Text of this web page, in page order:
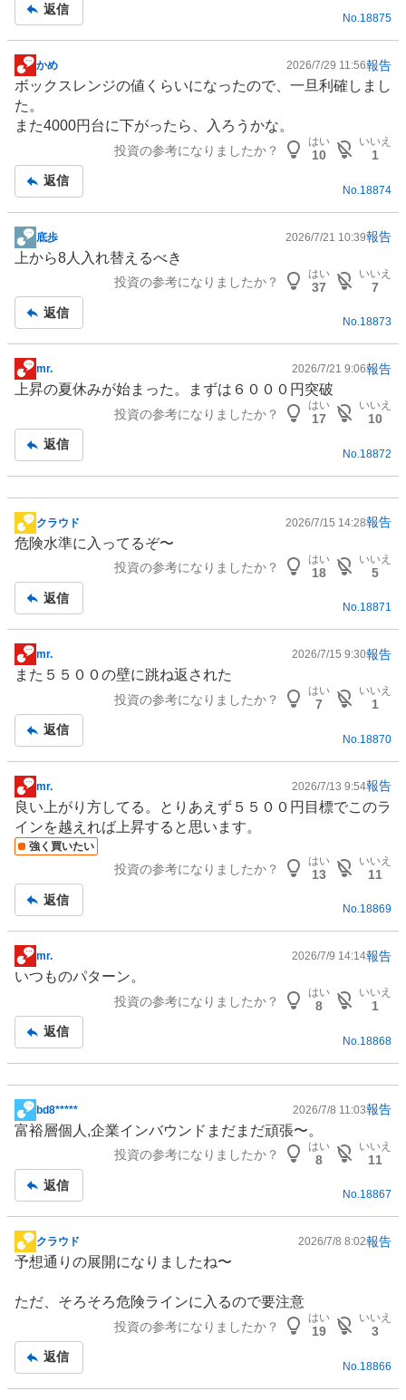
事
返信
No.18875
掲
示
板
記
かめ 2026/7/29 11:56報告
ボックスレンジの値くらいになったので、一旦利確しまし
た。
また4000円台に下がったら、入ろうかな。
投資の参考になりましたか？
はい
10
いいえ
1
返信
No. 18874
掲
示
事
底歩 2026/7/21 10:39報告
上から8人入れ替えるべき
投資の参考になりましたか？
はい
37
いいえ
7
返信
No.18873
掲
示
事
mr. 2026/7/21 9:06報告
上昇の夏休みが始まった。まずは６０００円突破
投資の参考になりましたか？
はい
17
いいえ
10
返信
No. 18872
掲
示
事
クラウド 2026/7/15 14:28報告
危険水準に入ってるぞ〜
投資の参考になりましたか？
はい
18
いいえ
5
返信
No.18871
掲
示
事
mr. 2026/7/15 9:30報告
また５５００の壁に跳ね返された
投資の参考になりましたか？
はい
7
いいえ
1
返信
No. 18870
掲
示
板
記
mr. 2026/7/13 9:54報告
良い上がり方してる。とりあえず５５００円目標でこのラ
インを越えれば上昇すると思います。
強く買いたい
投資の参考になりましたか？
はい
13
いいえ
11
返信
No.18869
掲
示
事
mr. 2026/7/9 14:14報告
いつものパターン。
投資の参考になりましたか？
はい
8
いいえ
1
返信
No. 18868
掲
示
事
bd8***** 2026/7/8 11:03報告
富裕層個人,企業インバウンド まだまだ頑張〜。
投資の参考になりましたか？
はい
8
いいえ
11
返信
No.18867
掲
示
記
クラウド 2026/7/8 8:02報告
予想通りの展開になりましたね〜
ただ、そろそろ危険ラインに入るので要注意
投資の参考になりましたか？
はい
19
いいえ
3
返信
No. 18866